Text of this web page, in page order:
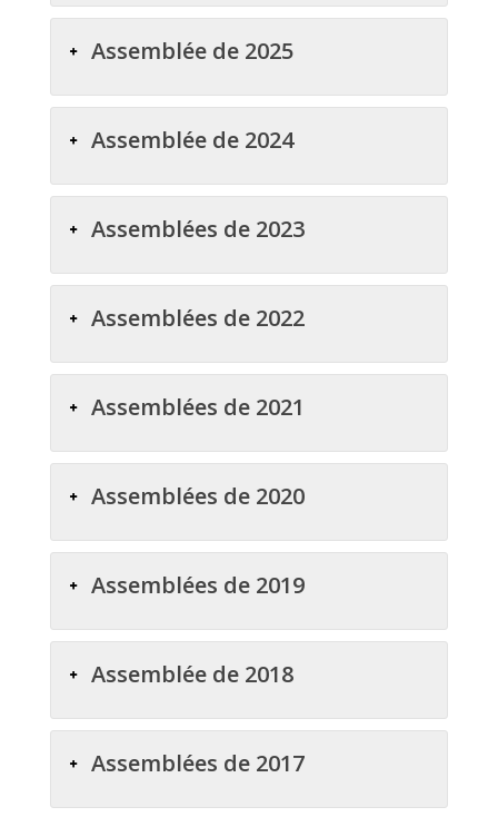
Assemblée de 2025
Assemblée de 2024
Assemblées de 2023
Assemblées de 2022
Assemblées de 2021
Assemblées de 2020
Assemblées de 2019
Assemblée de 2018
Assemblées de 2017